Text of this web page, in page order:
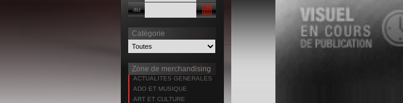
au
Catégorie
Zone de merchandising
ACTUALITES GENERALES
ADO ET MUSIQUE
ART ET CULTURE